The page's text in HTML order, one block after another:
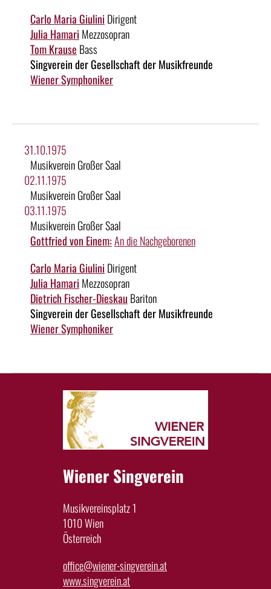
Carlo Maria Giulini Dirigent
Julia Hamari Mezzosopran
Tom Krause Bass
Singverein der Gesellschaft der Musikfreunde
Wiener Symphoniker
31.10.1975
Musikverein Großer Saal
02.11.1975
Musikverein Großer Saal
03.11.1975
Musikverein Großer Saal
Gottfried von Einem:An die Nachgeborenen
Carlo Maria Giulini Dirigent
Julia Hamari Mezzosopran
Dietrich Fischer-Dieskau Bariton
Singverein der Gesellschaft der Musikfreunde
Wiener Symphoniker
Wiener Singverein
Musikvereinsplatz 1
1010 Wien
Österreich
office@wiener-singverein.at
www.singverein.at